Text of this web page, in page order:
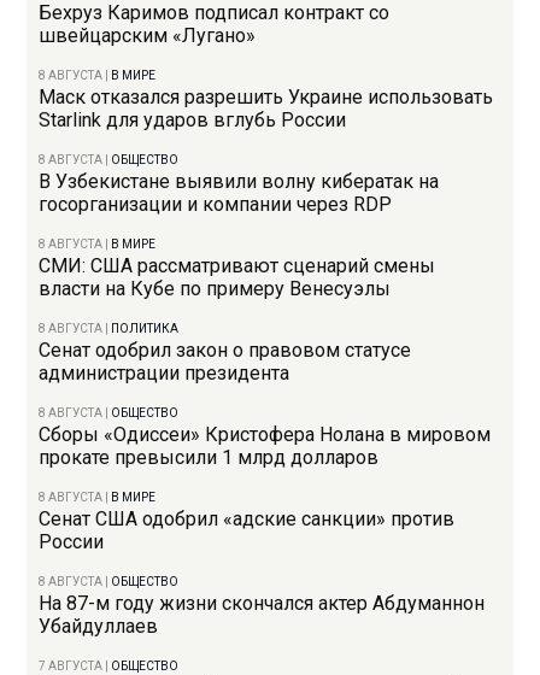
Бехруз Каримов подписал контракт со
швейцарским «Лугано»
8 АВГУСТА В МИРЕ
Маск отказался разрешить Украине использовать
Starlink для ударов вглубь России
8 АВГУСТА ОБЩЕСТВО
В Узбекистане выявили волну кибератак на
госорганизации и компании через RDP
8 АВГУСТА В МИРЕ
СМИ: США рассматривают сценарий смены
власти на Кубе по примеру Венесуэлы
8 АВГУСТА ПОЛИТИКА
Сенат одобрил закон о правовом статусе
администрации президента
8 АВГУСТА ОБЩЕСТВО
Сборы «Одиссеи» Кристофера Нолана в мировом
прокате превысили 1 млрд долларов
8 АВГУСТА В МИРЕ
Сенат США одобрил «адские санкции» против
России
8 АВГУСТА ОБЩЕСТВО
На 87-м году жизни скончался актер Абдуманнон
Убайдуллаев
7 АВГУСТА ОБЩЕСТВО